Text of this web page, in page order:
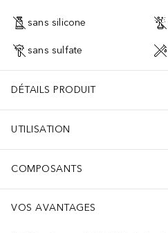
sans silicone
sans sulfate
DÉTAILS PRODUIT
UTILISATION
COMPOSANTS
VOS AVANTAGES